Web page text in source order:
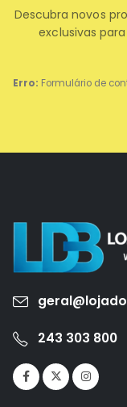
Erro: Formulário de
Descubra novos
exclusivas
243 303 800